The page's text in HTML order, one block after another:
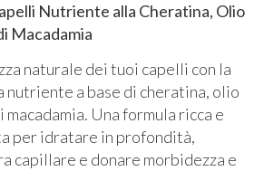
Nutriente alla Cheratina, Olio
Macadamia
naturale dei tuoi capelli con la
nutriente a base di cheratina, olio
macadamia. Una formula ricca e
per idratare in profondità,
capillare e donare morbidezza e